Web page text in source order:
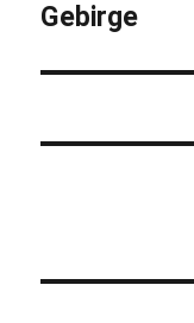
Beitrag:
Gebirge